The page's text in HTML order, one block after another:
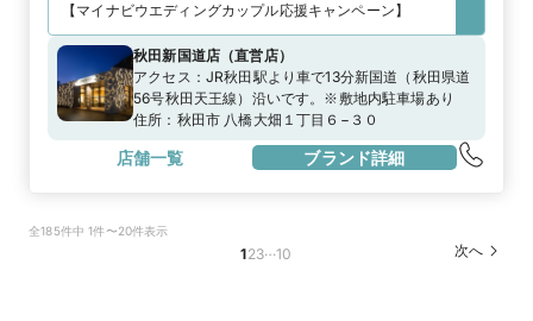
【マイナビウエディングカップル応援キャンペーン】
秋田新国道店 （直営店）
アクセス： JR秋田駅より車で13分新国道（秋田県道
56号秋田天王線）沿いです。※敷地内駐車場あり
住所： 秋田市 八橋大畑１丁目６−３０
店舗一覧 ブランド詳細
全185件中 1件〜20件表示
123…10 次へ